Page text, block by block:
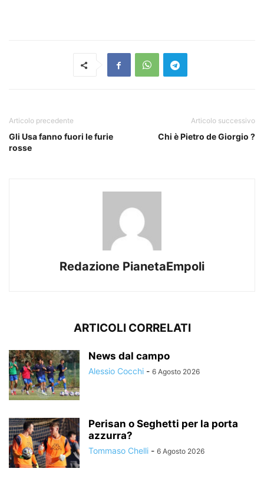
Articolo precedente
Gli Usa fanno fuori le furie
rosse
Articolo successivo
Chi è Pietro de Giorgio ?
Redazione PianetaEmpoli
ARTICOLI CORRELATI
News dal campo
Alessio Cocchi - 6 Agosto 2026
Perisan o Seghetti per la porta
azzurra?
Tommaso Chelli - 6 Agosto 2026